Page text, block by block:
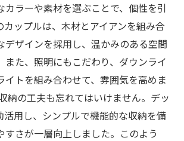
カラーや素材を選ぶことで、個性を引
カップルは、木材とアイアンを組み合
デザインを採用し、温かみのある空間
また、照明にもこだわり、ダウンライ
イトを組み合わせて、雰囲気を高めま
納の工夫も忘れてはいけません。デッ
活用し、シンプルで機能的な収納を備
すさが一層向上しました。このよう